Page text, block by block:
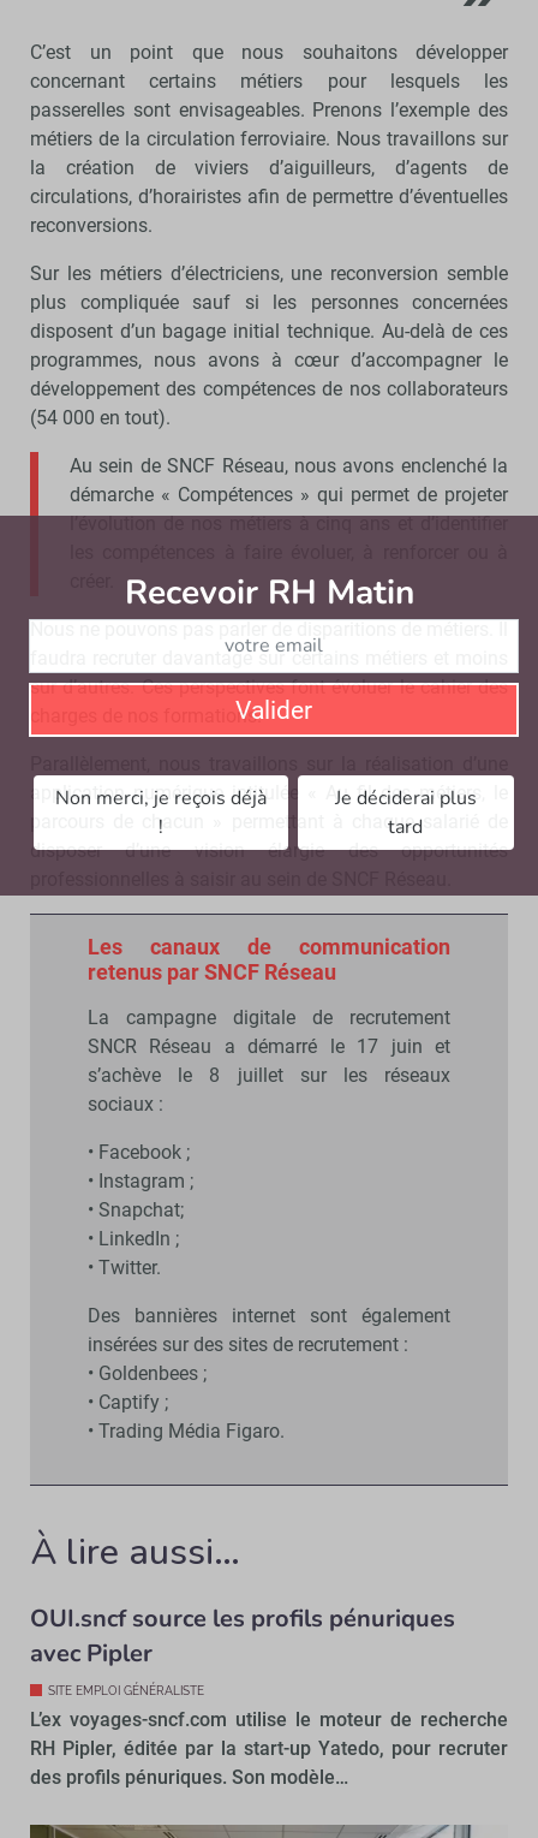
C’est un point que nous souhaitons développer
concernant certains métiers pour lesquels les
passerelles sont envisageables. Prenons l’exemple des
métiers de la circulation ferroviaire. Nous travaillons sur
la création de viviers d’aiguilleurs, d’agents de
circulations, d’horairistes afin de permettre d’éventuelles
reconversions.
Sur les métiers d’électriciens, une reconversion semble
plus compliquée sauf si les personnes concernées
disposent d’un bagage initial technique. Au-delà de ces
programmes, nous avons à cœur d’accompagner le
développement des compétences de nos collaborateurs
(54 000 en tout).
Au sein de SNCF Réseau, nous avons enclenché la
démarche « Compétences » qui permet de projeter
l’évolution de nos métiers à cinq ans et d’identifier
faudra recruter davantage sur certains métiers et moins
sur d’autres. Ces perspectives font évoluer le cahier des
charges de nos formations.
application numérique intitulée « Au fil des métiers, le
parcours de chacun » permettant à chaque salarié de
disposer d’une vision élargie des opportunités
Les canaux de communication
retenus par SNCF Réseau
La campagne digitale de recrutement
SNCR Réseau a démarré le 17 juin et
s’achève le 8 juillet sur les réseaux
sociaux :
• Facebook ;
• Instagram ;
• Snapchat;
• LinkedIn ;
• Twitter.
Des bannières internet sont également
insérées sur des sites de recrutement :
• Goldenbees ;
• Captify ;
• Trading Média Figaro.
À lire aussi…
OUI.sncf source les profils pénuriques
avec Pipler
SITE EMPLOI GÉNÉRALISTE
L’ex voyages-sncf.com utilise le moteur de recherche
RH Pipler, éditée par la start-up Yatedo, pour recruter
des profils pénuriques. Son modèle…
Recevoir RH Matin
Valider
Non merci, je reçois déjà
!
Je déciderai plus
tard